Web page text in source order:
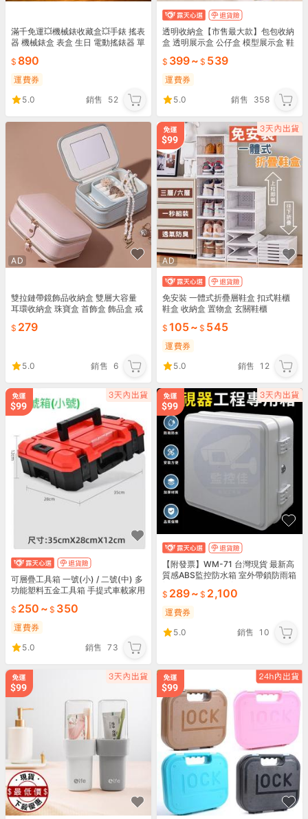
滿千免運💥機械錶收藏盒💥手錶 搖表
器 機械錶盒 表盒 生日 電動搖錶器 單
890
運費券
5.0
銷售 52
透明收納盒【市售最大款】包包收納
盒 透明展示盒 公仔盒 模型展示盒 鞋
399~ 539
運費券
5.0
銷售 358
AD
雙拉鏈帶鏡飾品收納盒 雙層大容量
耳環收納盒 珠寶盒 首飾盒 飾品盒 戒
《約翰家庭百貨
279
5.0 銷售 6
AD
免安裝 一體式折疊層鞋盒 扣式鞋櫃
鞋盒 收納盒 置物盒 玄關鞋櫃
105~ 545
運費券
5.0
銷售 12
可層疊工具箱 一號(小) / 二號(中) 多
功能塑料五金工具箱 手提式車載家用
250 ~ 350
運費券
5.0
銷售 73
【附發票】WM-71 台灣現貨 最新高
質感ABS監控防水箱 室外帶鎖防雨箱
箱 超推薦
289~ 2,100
運費券
5.0
銷售 10